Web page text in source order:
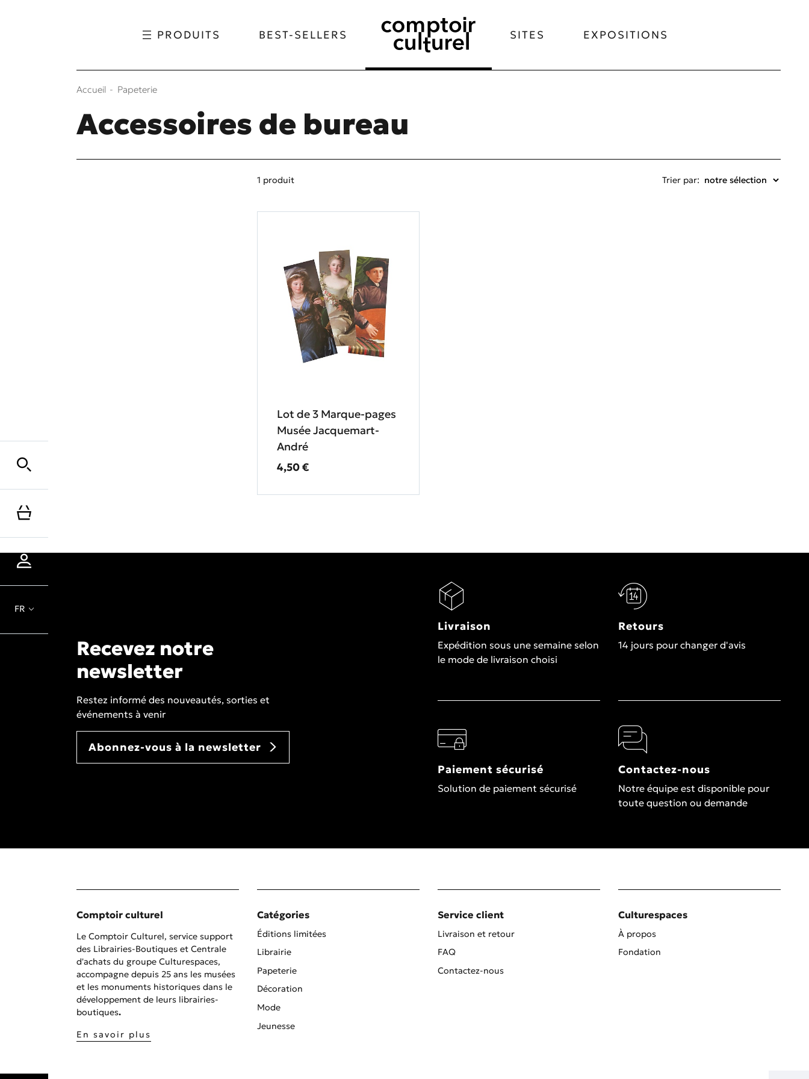
FR
PRODUITS BEST-SELLERS SITES EXPOSITIONS
Accueil Papeterie
Accessoires de bureau
1 produit Trier par:
Lot de 3 Marque-pages
Musée Jacquemart-
André
Prix ​​actuel
4,50 €
Recevez notre
newsletter
Restez informé des nouveautés, sorties et
événements à venir
Abonnez-vous à la newsletter
Livraison
Expédition sous une semaine selon
le mode de livraison choisi
Retours
14 jours pour changer d'avis
Paiement sécurisé
Solution de paiement sécurisé
Contactez-nous
Notre équipe est disponible pour
toute question ou demande
Comptoir culturel
Le Comptoir Culturel, service support
des Librairies-Boutiques et Centrale
d'achats du groupe Culturespaces,
accompagne depuis 25 ans les musées
et les monuments historiques dans le
développement de leurs librairies-
boutiques.
En savoir plus
Catégories
Éditions limitées
Librairie
Papeterie
Décoration
Mode
Jeunesse
Service client
Livraison et retour
FAQ
Contactez-nous
Culturespaces
À propos
Fondation